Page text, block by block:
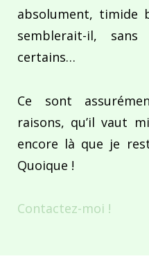
absolument, timide
semblerait-il,
certains…
Ce sont
raisons, qu’il vaut
encore là que je
Quoique !
Contactez-moi !